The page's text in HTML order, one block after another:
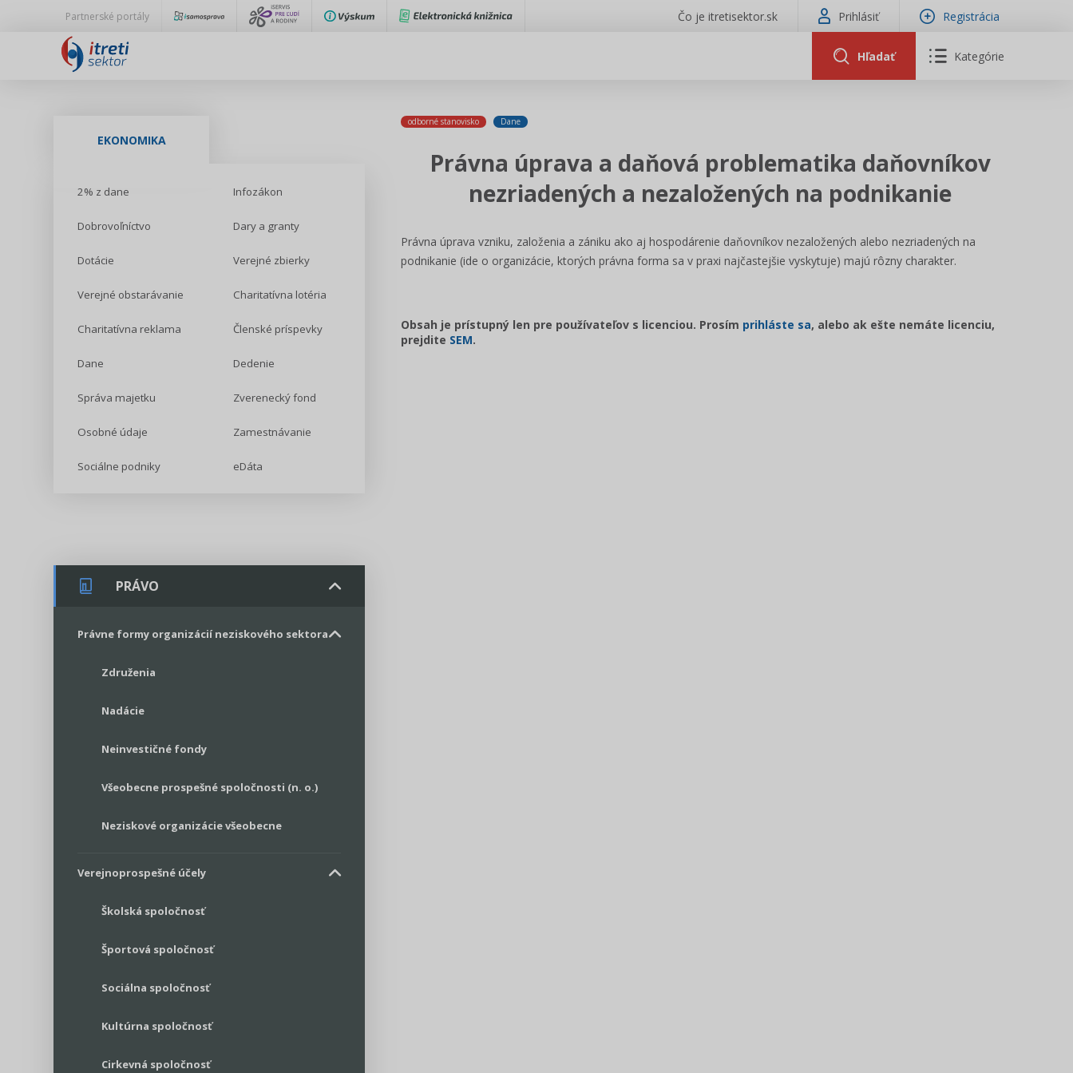
Partnerské portály Čo je itretisektor.sk Prihlásiť Registrácia
Hľadať Kategórie
EKONOMIKA
2% z dane Infozákon
Dobrovoľníctvo Dary a granty
Dotácie Verejné zbierky
Verejné obstarávanie Charitatívna lotéria
Charitatívna reklama Členské príspevky
Dane Dedenie
Správa majetku Zverenecký fond
Osobné údaje Zamestnávanie
Sociálne podniky eDáta
PRÁVO
Právne formy organizácií neziskového sektora
Združenia
Nadácie
Neinvestičné fondy
Všeobecne prospešné spoločnosti (n. o.)
Neziskové organizácie všeobecne
Verejnoprospešné účely
Školská spoločnosť
Športová spoločnosť
Sociálna spoločnosť
Kultúrna spoločnosť
Cirkevná spoločnosť
odborné stanovisko Dane
Právna úprava a daňová problematika daňovníkov
nezriadených a nezaložených na podnikanie
Právna úprava vzniku, založenia a zániku ako aj hospodárenie daňovníkov nezaložených alebo nezriadených na
podnikanie (ide o organizácie, ktorých právna forma sa v praxi najčastejšie vyskytuje) majú rôzny charakter.
Obsah je prístupný len pre používateľov s licenciou. Prosím prihláste sa, alebo ak ešte nemáte licenciu,
prejdite SEM.